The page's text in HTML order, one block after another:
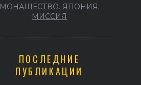
МОНАШЕСТВО. ЯПОНИЯ.
МИССИЯ
ПОСЛЕДНИЕ
ПУБЛИКАЦИИ